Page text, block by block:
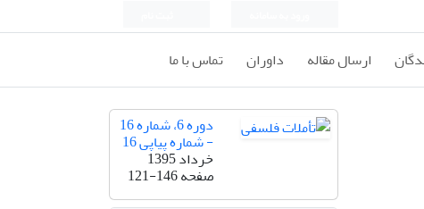
ارسال مقاله داوران تماس با ما
دوره 6، شماره 16
- شماره پیاپی 16
خرداد 1395
صفحه121-146